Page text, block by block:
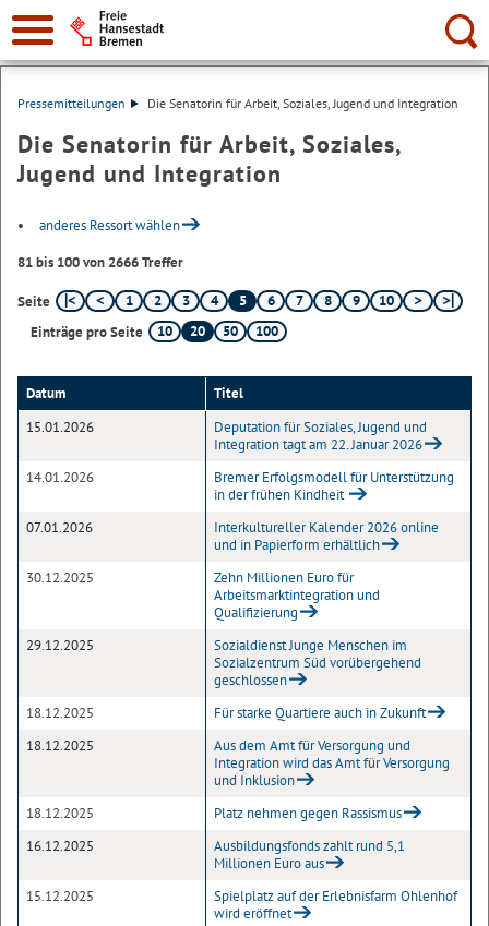
Suche:
Pressemitteilungen Die Senatorin für Arbeit, Soziales, Jugend und Integration
Die Senatorin für Arbeit, Soziales,
Jugend und Integration
anderes Ressort wählen
81 bis 100 von 2666 Treffer
Seite 1 2 3 4 5 6 7 8 9
10
Einträge pro Seite
10 20 50 100
Datum
Titel
15.01.2026
Deputation für Soziales, Jugend und
Integration tagt am 22. Januar 2026
14.01.2026
Bremer Erfolgsmodell für Unterstützung
in der frühen Kindheit
07.01.2026
Interkultureller Kalender 2026 online
und in Papierform erhältlich
30.12.2025
Zehn Millionen Euro für
Arbeitsmarktintegration und
Qualifizierung
29.12.2025
Sozialdienst Junge Menschen im
Sozialzentrum Süd vorübergehend
geschlossen
18.12.2025
Für starke Quartiere auch in Zukunft
18.12.2025
Aus dem Amt für Versorgung und
Integration wird das Amt für Versorgung
und Inklusion
18.12.2025
Platz nehmen gegen Rassismus
16.12.2025
Ausbildungsfonds zahlt rund 5,1
Millionen Euro aus
15.12.2025
Spielplatz auf der Erlebnisfarm Ohlenhof
wird eröffnet